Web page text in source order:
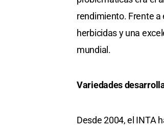
rendimiento. Frente
herbicidas y una
mundial.
Variedades
Desde 2004, el INTA